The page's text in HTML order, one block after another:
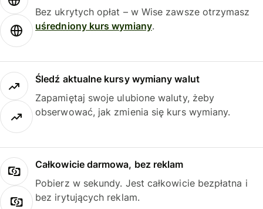
Bez ukrytych opłat – w Wise zawsze otrzymasz
uśredniony kurs wymiany.
Śledź aktualne kursy wymiany walut
Zapamiętaj swoje ulubione waluty, żeby
obserwować, jak zmienia się kurs wymiany.
Całkowicie darmowa, bez reklam
Pobierz w sekundy. Jest całkowicie bezpłatna i
bez irytujących reklam.